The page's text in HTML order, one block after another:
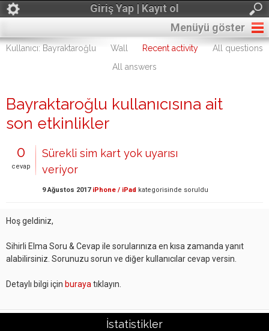
Giriş Yap | Kayıt ol
Menüyü göster
Kullanıcı: Bayraktaroğlu Wall Recent activity
All questions
All answers
Bayraktaroğlu kullanıcısına ait
son etkinlikler
0
cevap
Sürekli sim kart yok uyarısı
veriyor
9 Ağustos 2017 iPhone / iPad kategorisinde soruldu
Hoş geldiniz,
Sihirli Elma Soru & Cevap ile sorularınıza en kısa zamanda yanıt
alabilirsiniz. Sorunuzu sorun ve diğer kullanıcılar cevap versin.
Detaylı bilgi için buraya tıklayın.
İstatistikler